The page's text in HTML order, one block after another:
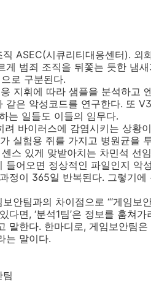
ASEC(시큐리티대응센터). 외
게 범죄 조직을 뒤쫓는 듯한 냄
로 구분된다.
지휘에 따라 샘플을 분석하고
같은 악성코드를 연구한다. 또
는 일들도 이들의 임무다.
려 바이러스에 감염시키는 상황
실험용 쥐를 가지고 병원균을
스 있게 맞받아치는 차민석 선
들어오면 정상적인 파일인지 악
정이 365일 반복된다. 그렇기에
안팀과의 차이점으로 “‘게임보
다면, ‘분석1팀’은 정보를 훔쳐
말한다. 한마디로, 게임보안팀
는 말이다.